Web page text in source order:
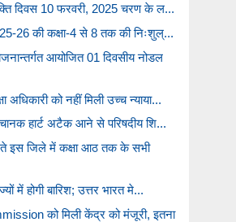
दिवस 10 फरवरी, 2025 चरण के ल...
26 की कक्षा-4 से 8 तक की निःशुल्...
आयोजित 01 दिवसीय नोडल
अधिकारी को नहीं मिली उच्च न्याया...
हार्ट अटैक आने से परिषदीय शि...
इस जिले में कक्षा आठ तक के सभी
में होगी बारिश; उत्तर भारत मे...
को मिली केंद्र को मंजूरी, इतना